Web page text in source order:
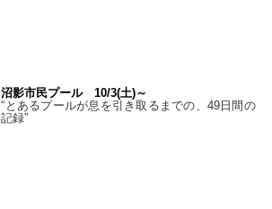
沼影市民プール 10/3(土)～
“とあるプールが息を引き取るまでの、49日間の
記録”